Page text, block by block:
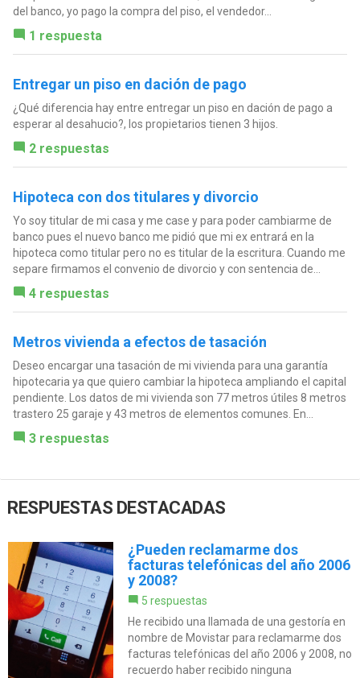
del banco, yo pago la compra del piso, el vendedor...
1 respuesta
Entregar un piso en dación de pago
¿Qué diferencia hay entre entregar un piso en dación de pago a
esperar al desahucio?, los propietarios tienen 3 hijos.
2 respuestas
Hipoteca con dos titulares y divorcio
Yo soy titular de mi casa y me case y para poder cambiarme de
banco pues el nuevo banco me pidió que mi ex entrará en la
hipoteca como titular pero no es titular de la escritura. Cuando me
separe firmamos el convenio de divorcio y con sentencia de...
4 respuestas
Metros vivienda a efectos de tasación
Deseo encargar una tasación de mi vivienda para una garantía
hipotecaria ya que quiero cambiar la hipoteca ampliando el capital
pendiente. Los datos de mi vivienda son 77 metros útiles 8 metros
trastero 25 garaje y 43 metros de elementos comunes. En...
3 respuestas
RESPUESTAS DESTACADAS
¿Pueden reclamarme dos
facturas telefónicas del año 2006
y 2008?
5 respuestas
He recibido una llamada de una gestoría en
nombre de Movistar para reclamarme dos
facturas telefónicas del año 2006 y 2008, no
recuerdo haber recibido ninguna